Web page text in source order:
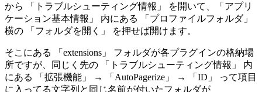
から 「トラブルシューティング情報」 を開いて、「アプリ
ケーション基本情報」 内にある 「プロファイルフォルダ」
横の 「フォルダを開く」 を押せば開けます。
そこにある 「extensions」 フォルダが各プラグインの格納場
所ですが、同じく先の 「トラブルシューティング情報」 内
にある 「拡張機能」 → 「AutoPagerize」 → 「ID」 って項目
に入ってる文字列と同じ名前が付いたフォルダが